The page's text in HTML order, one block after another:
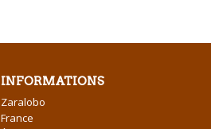
INFORMATIONS
Zaralobo
France